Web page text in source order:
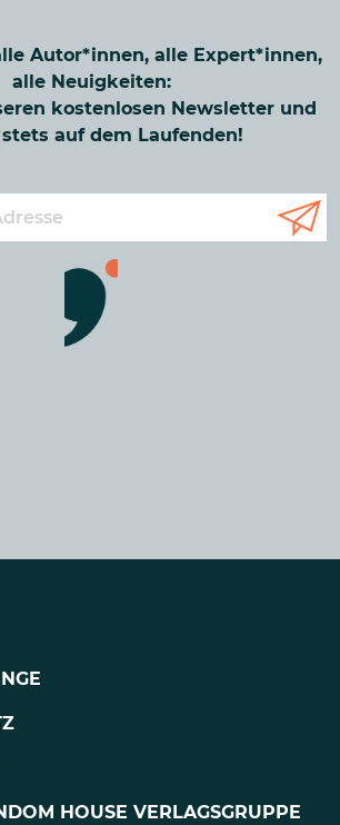
Autor*innen, alle Expert*innen,
alle Neuigkeiten:
kostenlosen Newsletter und
auf dem Laufenden!
HOUSE VERLAGSGRUPPE